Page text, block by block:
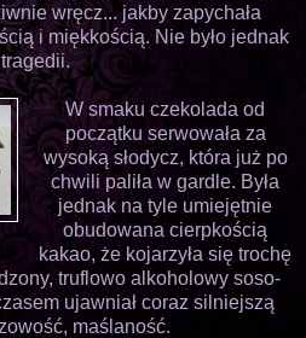
wręcz... jakby zapychała
i miękkością. Nie było jednak
tragedii.
W smaku czekolada od
początku serwowała za
wysoką słodycz, która już po
chwili paliła w gardle. Była
jednak na tyle umiejętnie
obudowana cierpkością
kakao, że kojarzyła się trochę
truflowo alkoholowy soso-
ujawniał coraz silniejszą
maślaność.